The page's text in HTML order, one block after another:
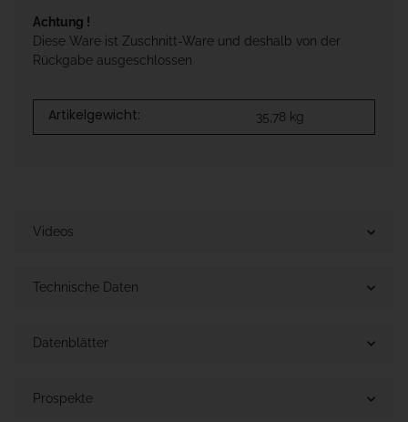
Achtung !
Diese Ware ist Zuschnitt-Ware und deshalb von der
Rückgabe ausgeschlossen
Artikelgewicht: 35,78 kg
Videos
Technische Daten
Datenblätter
Prospekte